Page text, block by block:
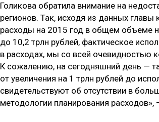
Голикова обратила внимание на
регионов. Так, исходя из данных главы
расходы на 2015 год в общем объеме
до 10,2 трлн рублей, фактическое
в расходах, мы со всей очевидностью
К сожалению, на сегодняшний день —
от увеличения на 1 трлн рублей до
свидетельствуют об отсутствии в
методологии планирования расходов»,